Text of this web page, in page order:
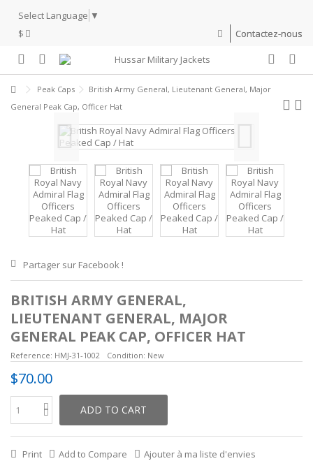
Select Language ▼
$
Contactez-nous
Peak Caps
British Army General, Lieutenant General, Major
General Peak Cap, Officer Hat
Partager sur Facebook !
BRITISH ARMY GENERAL,
LIEUTENANT GENERAL, MAJOR
GENERAL PEAK CAP, OFFICER HAT
Reference: HMJ-31-1002 Condition: New
$70.00
ADD TO CART
Print Add to Compare
Ajouter à ma liste d'envies